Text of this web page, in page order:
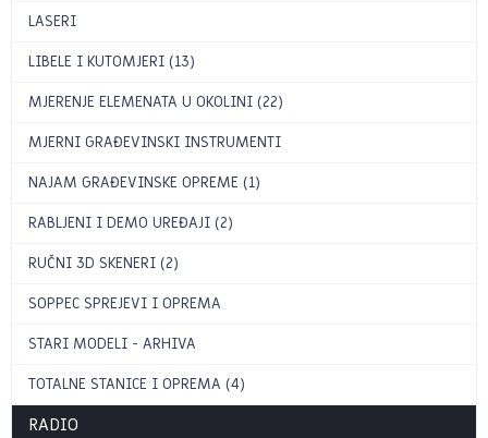
LASERI
LIBELE I KUTOMJERI (13)
MJERENJE ELEMENATA U OKOLINI (22)
MJERNI GRAĐEVINSKI INSTRUMENTI
NAJAM GRAĐEVINSKE OPREME (1)
RABLJENI I DEMO UREĐAJI (2)
RUČNI 3D SKENERI (2)
SOPPEC SPREJEVI I OPREMA
STARI MODELI - ARHIVA
TOTALNE STANICE I OPREMA (4)
RADIO